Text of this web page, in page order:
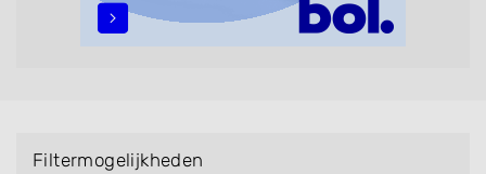
filteren met behulp van de specialisatie filter en u
Filtermogelijkheden